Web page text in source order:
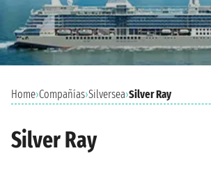
Home›Compañías›Silversea›Silver Ray
Silver Ray